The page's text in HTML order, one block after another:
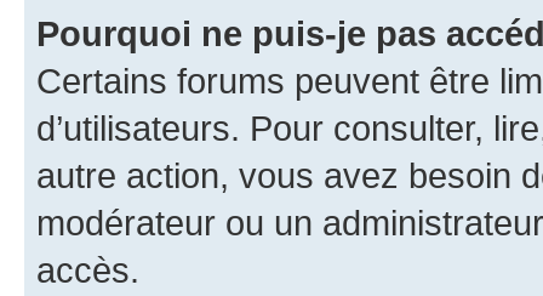
Pourquoi ne puis-je pas
Certains forums peuvent être
d’utilisateurs. Pour consulter,
autre action, vous avez besoin
modérateur ou un
accès.